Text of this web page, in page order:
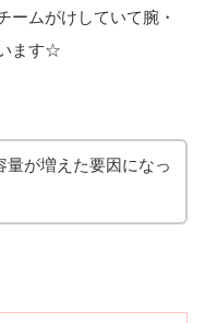
ームがけしていて腕・
ます☆
量が増えた要因になっ